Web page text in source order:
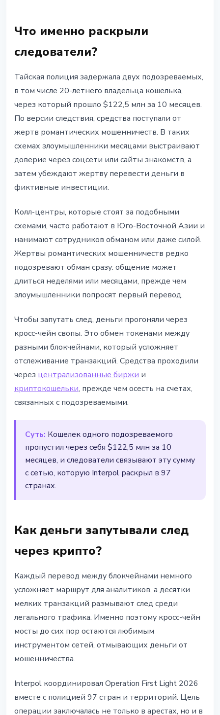
Что именно раскрыли
следователи?
Тайская полиция задержала двух подозреваемых,
в том числе 20-летнего владельца кошелька,
через который прошло $122,5 млн за 10 месяцев.
По версии следствия, средства поступали от
жертв романтических мошенничеств. В таких
схемах злоумышленники месяцами выстраивают
доверие через соцсети или сайты знакомств, а
затем убеждают жертву перевести деньги в
фиктивные инвестиции.
Колл-центры, которые стоят за подобными
схемами, часто работают в Юго-Восточной Азии и
нанимают сотрудников обманом или даже силой.
Жертвы романтических мошенничеств редко
подозревают обман сразу: общение может
длиться неделями или месяцами, прежде чем
злоумышленники попросят первый перевод.
Чтобы запутать след, деньги прогоняли через
кросс-чейн свопы. Это обмен токенами между
разными блокчейнами, который усложняет
отслеживание транзакций. Средства проходили
через централизованные биржи и
криптокошельки, прежде чем осесть на счетах,
связанных с подозреваемыми.
Суть: Кошелек одного подозреваемого
пропустил через себя $122,5 млн за 10
месяцев, и следователи связывают эту сумму
с сетью, которую Interpol раскрыл в 97
странах.
Как деньги запутывали след
через крипто?
Каждый перевод между блокчейнами немного
усложняет маршрут для аналитиков, а десятки
мелких транзакций размывают след среди
легального трафика. Именно поэтому кросс-чейн
мосты до сих пор остаются любимым
инструментом сетей, отмывающих деньги от
мошенничества.
Interpol координировал Operation First Light 2026
вместе с полицией 97 стран и территорий. Цель
операции заключалась не только в арестах, но и в